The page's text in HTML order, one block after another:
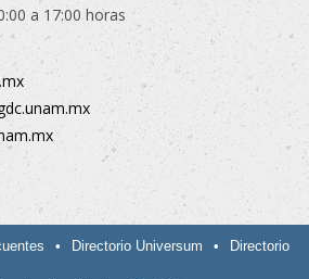
a 17:00 horas
• Directorio Universum • Directorio